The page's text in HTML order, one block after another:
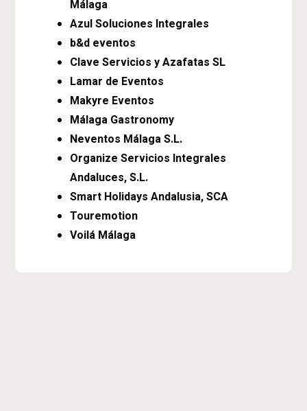
Málaga
Azul Soluciones Integrales
b&d eventos
Clave Servicios y Azafatas SL
Lamar de Eventos
Makyre Eventos
Málaga Gastronomy
Neventos Málaga S.L.
Organize Servicios Integrales
Andaluces, S.L.
Smart Holidays Andalusia, SCA
Touremotion
Voilá Málaga